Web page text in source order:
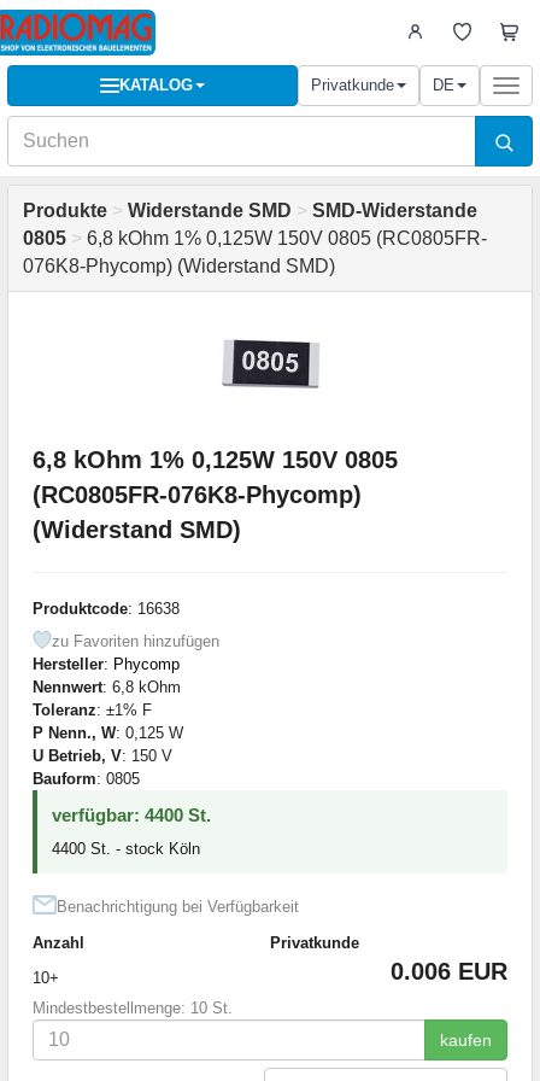
KATALOG Privatkunde DE
Produkte > Widerstande SMD > SMD-Widerstande
0805 > 6,8 kOhm 1% 0,125W 150V 0805 (RC0805FR-
076K8-Phycomp) (Widerstand SMD)
6,8 kOhm 1% 0,125W 150V 0805
(RC0805FR-076K8-Phycomp)
(Widerstand SMD)
Produktcode: 16638
zu Favoriten hinzufügen
Hersteller: Phycomp
Nennwert: 6,8 kOhm
Toleranz: ±1% F
P Nenn., W: 0,125 W
U Betrieb, V: 150 V
Bauform: 0805
verfügbar: 4400 St.
4400 St. - stock Köln
Benachrichtigung bei Verfügbarkeit
Anzahl
Privatkunde
10+
0.006 EUR
Mindestbestellmenge: 10 St.
kaufen